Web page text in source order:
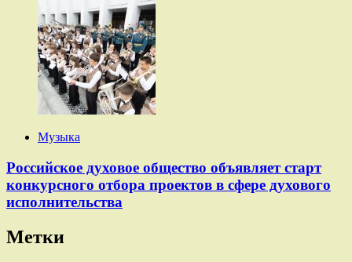
Музыка
Российское духовое общество объявляет старт
конкурсного отбора проектов в сфере духового
исполнительства
Метки